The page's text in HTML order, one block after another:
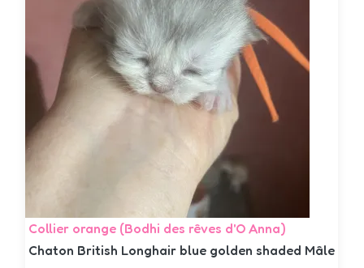
Collier orange (Bodhi des rêves d'O Anna)
Chaton British Longhair blue golden shaded Mâle